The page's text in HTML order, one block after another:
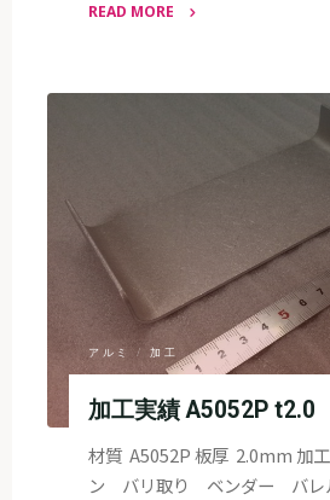
READ MORE
実
アルミ / 加工
加工実績 A5052P t2.0
材質 A5052P 板厚 2.0mm 加
ン バリ取り ベンダー バレ